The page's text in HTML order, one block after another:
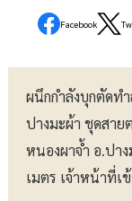
Facebook
ผนึกกำลังบุกตัดท
ปางมะผ้า ชุดสา
หนองผาจ้ำ อ.ปา
เมตร เจ้าหน้าที่